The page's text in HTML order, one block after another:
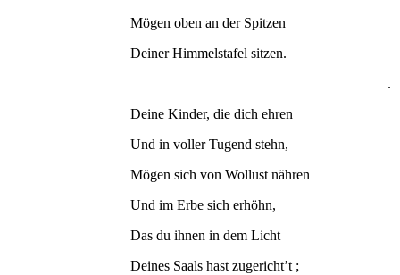
Mögen oben an der Spitzen
Deiner Himmelstafel sitzen.
.
Deine Kinder, die dich ehren
Und in voller Tugend stehn,
Mögen sich von Wollust nähren
Und im Erbe sich erhöhn,
Das du ihnen in dem Licht
Deines Saals hast zugericht’t ;